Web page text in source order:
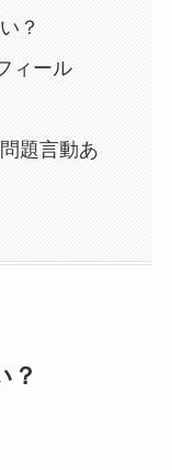
？
ィール
題言動あ
？